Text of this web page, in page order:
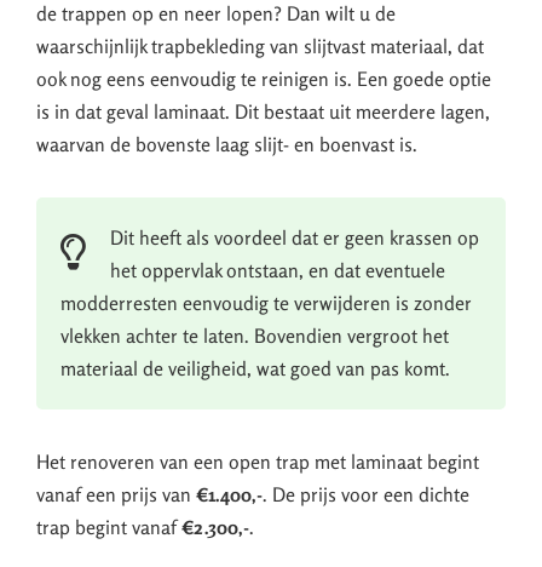
de trappen op en neer lopen? Dan wilt u de
waarschijnlijk trapbekleding van slijtvast materiaal, dat
ook nog eens eenvoudig te reinigen is. Een goede optie
is in dat geval laminaat. Dit bestaat uit meerdere lagen,
waarvan de bovenste laag slijt- en boenvast is.
Dit heeft als voordeel dat er geen krassen op
het oppervlak ontstaan, en dat eventuele
modderresten eenvoudig te verwijderen is zonder
vlekken achter te laten. Bovendien vergroot het
materiaal de veiligheid, wat goed van pas komt.
Het renoveren van een open trap met laminaat begint
vanaf een prijs van €1.400,-. De prijs voor een dichte
trap begint vanaf€2.300,-.